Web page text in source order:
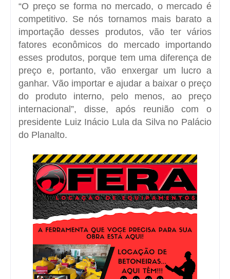
“O preço se forma no mercado, o mercado é
competitivo. Se nós tornamos mais barato a
importação desses produtos, vão ter vários
fatores econômicos do mercado importando
esses produtos, porque tem uma diferença de
preço e, portanto, vão enxergar um lucro a
ganhar. Vão importar e ajudar a baixar o preço
do produto interno, pelo menos, ao preço
internacional”, disse, após reunião com o
presidente Luiz Inácio Lula da Silva no Palácio
do Planalto.